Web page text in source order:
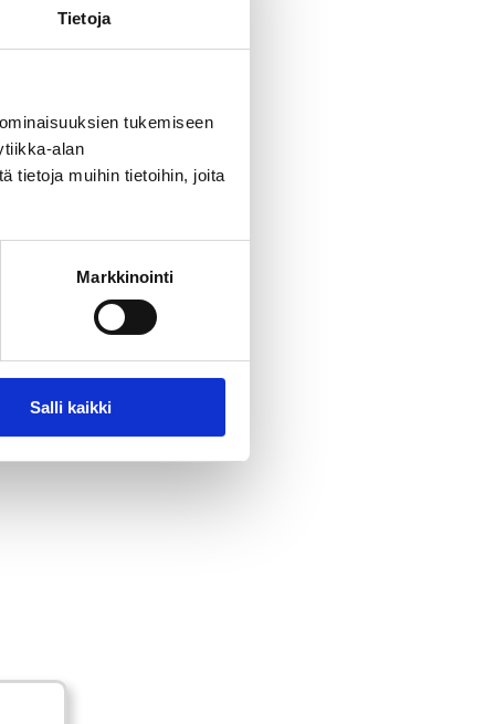
Tietoja
tukemiseen
alan
tietoja muihin tietoihin, joita
Markkinointi
Salli kaikki